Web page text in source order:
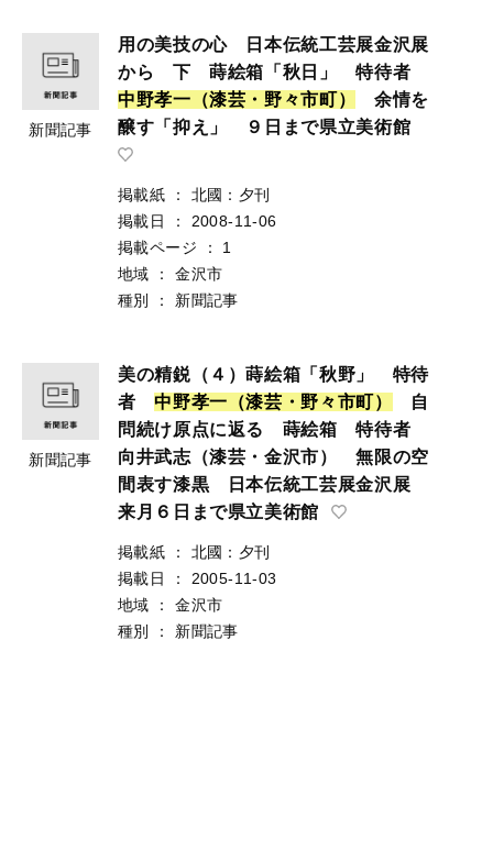
新聞記事
用の美技の心 日本伝統工芸展金沢展
から 下 蒔絵箱「秋日」 特待者
中野孝一 （漆芸 ・ 野 々市町）
余情を
醸す「抑え」 ９日まで県立美術館
掲載紙 ：
北國：夕刊
掲載日
：
2008-11-06
掲載ページ
：
1
地域
：
金沢市
種別
： 新聞記事
新聞記事
美の精鋭（４）蒔絵箱「秋野」 特待
者中野孝一 （漆芸 ・ 野 々市町）
自
問続け原点に返る 蒔絵箱 特待者
向井武志（漆芸・金沢市） 無限の空
間表す漆黒 日本伝統工芸展金沢展
来月６日まで県立美術館
掲載紙 ：
北國：夕刊
掲載日
：
2005-11-03
地域
：
金沢市
種別
： 新聞記事